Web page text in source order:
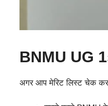
BNMU UG
अगर आप मेरिट लिस्ट चेक